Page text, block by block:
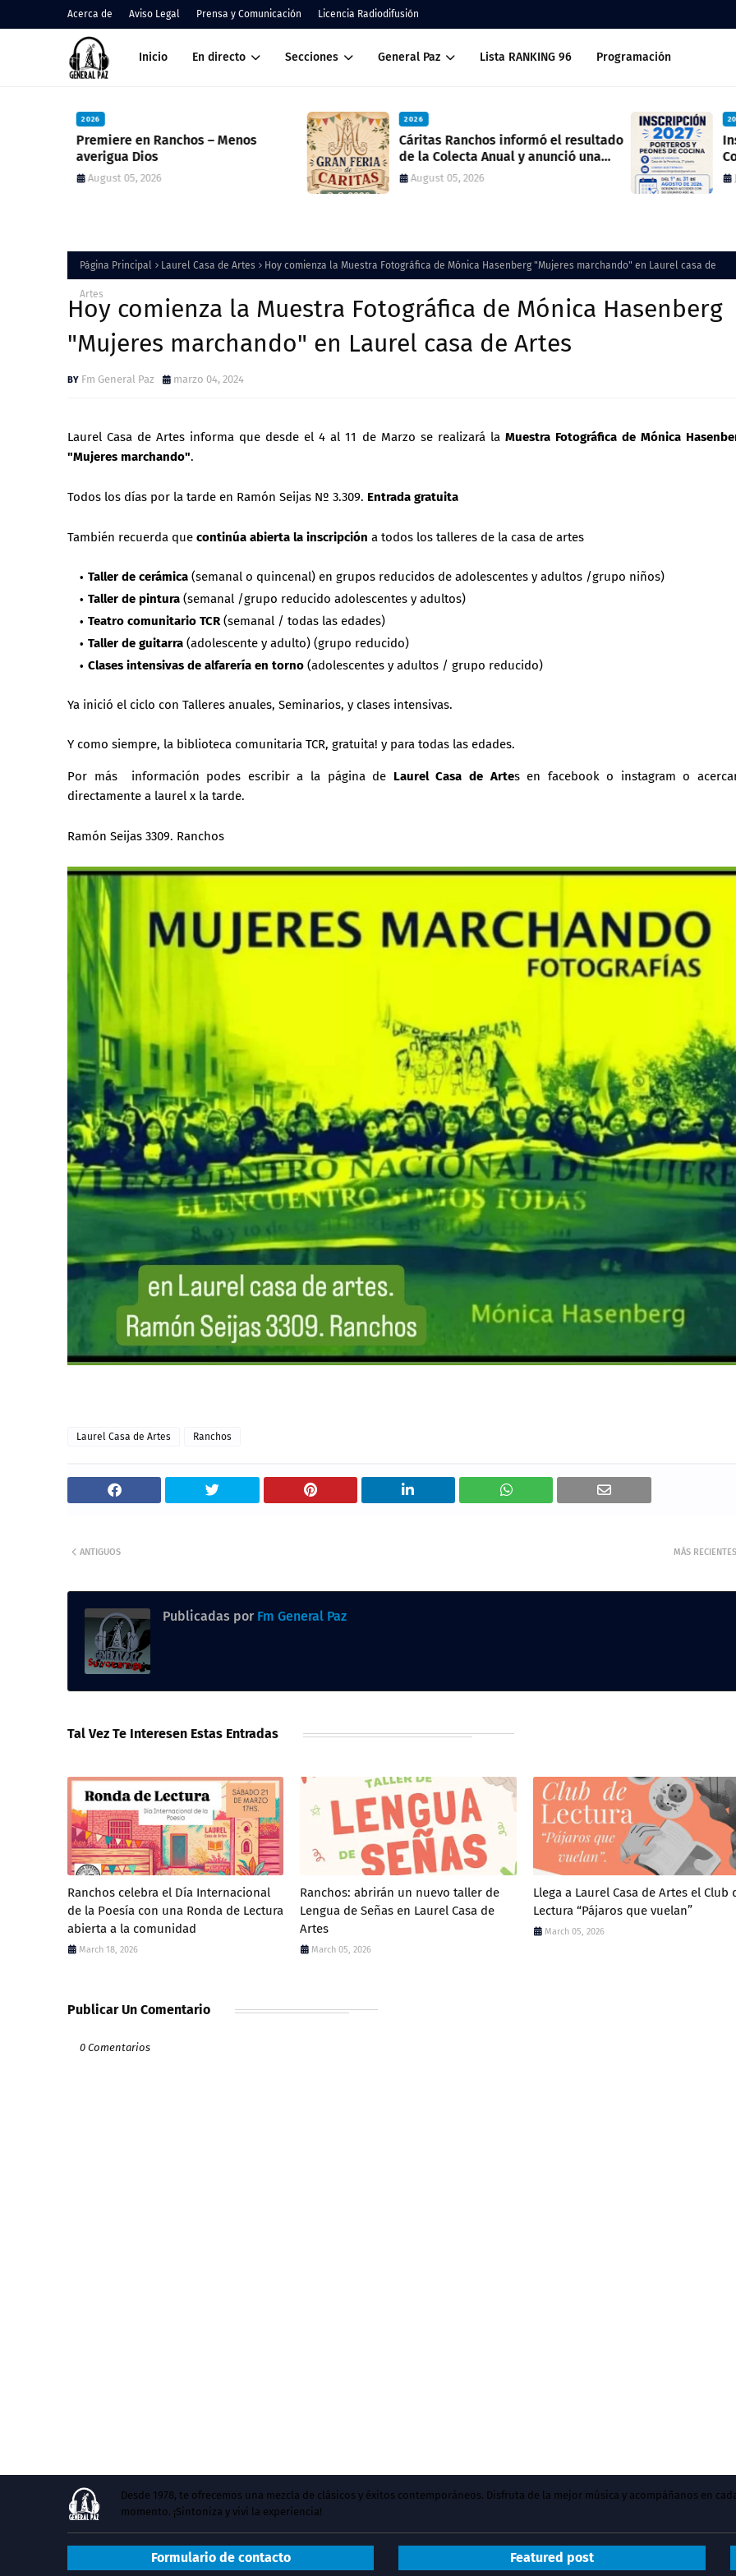
Acerca de Aviso Legal Prensa y Comunicación Licencia Radiodifusión
Inicio En directo Secciones General Paz Lista RANKING 96 Programación
Cáritas Ranchos informó el resultado
de la Colecta Anual y anunció una
nueva feria solidaria
Inscripción 2027 Porteros y Peones de
Cocina
Página Principal Laurel Casa de Artes Hoy comienza la Muestra Fotográfica de Mónica Hasenberg "Mujeres marchando" en Laurel casa de
Artes
Hoy comienza la Muestra Fotográfica de Mónica Hasenberg
"Mujeres marchando" en Laurel casa de Artes
Fm General Paz marzo 04, 2024
Laurel Casa de Artes informa que desde el 4 al 11 de Marzo se realizará la Muestra Fotográfica de Mónica
"Mujeres marchando".
Todos los días por la tarde en Ramón Seijas Nº 3.309. Entrada gratuita
También recuerda que continúa abierta la inscripción a todos los talleres de la casa de artes
Taller de cerámica (semanal o quincenal) en grupos reducidos de adolescentes y adultos /grupo niños)
Taller de pintura (semanal /grupo reducido adolescentes y adultos)
Teatro comunitario TCR (semanal / todas las edades)
Taller de guitarra (adolescente y adulto) (grupo reducido)
Clases intensivas de alfarería en torno (adolescentes y adultos / grupo reducido)
Ya inició el ciclo con Talleres anuales, Seminarios, y clases intensivas.
Y como siempre, la biblioteca comunitaria TCR, gratuita! y para todas las edades.
Por más información podes escribir a la página de Laurel Casa de Artes en facebook o instagram o
directamente a laurel x la tarde.
Ramón Seijas 3309. Ranchos
Laurel Casa de Artes Ranchos
MÁS RECIENTES
ANTIGUOS
Publicadas por Fm General Paz
Tal Vez Te Interesen Estas Entradas
Ranchos celebra el Día Internacional
de la Poesía con una Ronda de Lectura
abierta a la comunidad
March 18, 2026
Ranchos: abrirán un nuevo taller de
Lengua de Señas en Laurel Casa de
Artes
March 05, 2026
Llega a Laurel Casa de Artes el Club
Lectura “Pájaros que vuelan”
March 05, 2026
Publicar Un Comentario
0 Comentarios
Desde 1978, te ofrecemos una mezcla de clásicos y éxitos contemporáneos. Disfruta de la mejor música y acompáñanos en
momento. ¡Sintoniza y vivi la experiencia!
Formulario de contacto Featured post